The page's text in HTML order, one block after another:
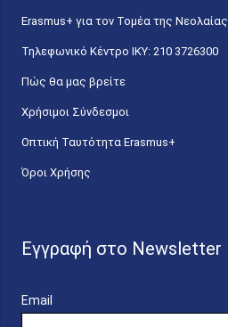
Erasmus+ για τον Τομέα της Νεολαίας
Τηλεφωνικό Κέντρο IKY: 210 3726300
Πώς θα μας βρείτε
Χρήσιμοι Σύνδεσμοι
Οπτική Ταυτότητα Erasmus+
Όροι Χρήσης
Εγγραφή στο Newsletter
Email